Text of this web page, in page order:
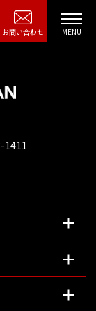
お問い合わせ
1411